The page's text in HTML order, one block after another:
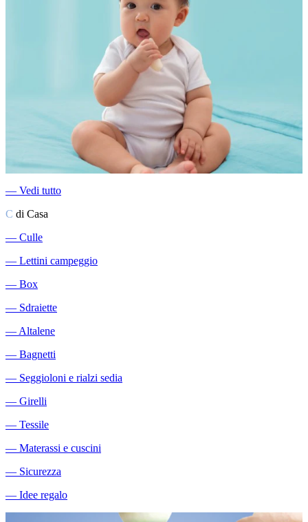
― Vedi tutto
C di Casa
― Culle
― Lettini campeggio
― Box
― Sdraiette
―Altalene
― Bagnetti
― Seggioloni e rialzi sedia
― Girelli
― Tessile
― Materassi e cuscini
― Sicurezza
― Idee regalo